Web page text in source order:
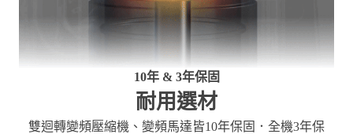
10年 & 3年保固
耐用選材
雙迴轉變頻壓縮機、變頻馬達皆10年保固．全機3年保